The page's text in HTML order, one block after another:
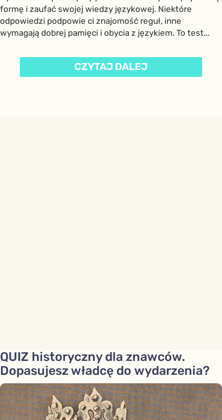
formę i zaufać swojej wiedzy językowej. Niektóre
odpowiedzi podpowie ci znajomość reguł, inne
wymagają dobrej pamięci i obycia z językiem. To test...
CZYTAJ DALEJ
QUIZ historyczny dla znawców.
Dopasujesz władcę do wydarzenia?